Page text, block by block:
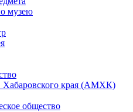
музею
Хабаровского края (АМХК)
общество